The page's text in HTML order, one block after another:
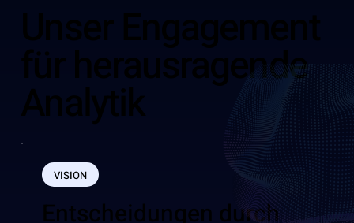
Unser Engagement
für herausragende
Analytik
VISION
Entscheidungen durch